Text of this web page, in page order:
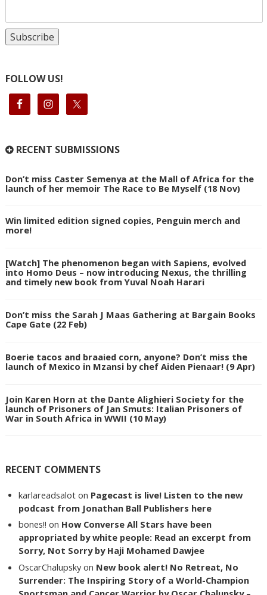
FOLLOW US!
RECENT SUBMISSIONS
Don’t miss Caster Semenya at the Mall of Africa for the
launch of her memoir The Race to Be Myself (18 Nov)
Win limited edition signed copies, Penguin merch and
more!
[Watch] The phenomenon began with Sapiens, evolved
into Homo Deus – now introducing Nexus, the thrilling
and timely new book from Yuval Noah Harari
Don’t miss the Sarah J Maas Gathering at Bargain Books
Cape Gate (22 Feb)
Boerie tacos and braaied corn, anyone? Don’t miss the
launch of Mexico in Mzansi by chef Aiden Pienaar! (9 Apr)
Join Karen Horn at the Dante Alighieri Society for the
launch of Prisoners of Jan Smuts: Italian Prisoners of
War in South Africa in WWII (10 May)
RECENT COMMENTS
karlareadsalot on Pagecast is live! Listen to the new
podcast from Jonathan Ball Publishers here
bones!! on How Converse All Stars have been
appropriated by white people: Read an excerpt from
Sorry, Not Sorry by Haji Mohamed Dawjee
OscarChalupsky on New book alert! No Retreat, No
Surrender: The Inspiring Story of a World-Champion